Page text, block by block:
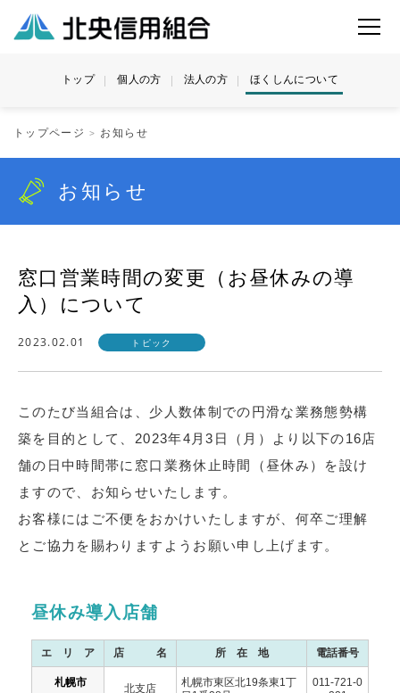
トップ 個人の方 法人の方 ほくしんについて
トップページ お知らせ
お知らせ
窓口営業時間の変更（お昼休みの導
入）について
2023.02.01 トピック
このたび当組合は、少人数体制での円滑な業務態勢構
築を目的として、2023年4月3日（月）より以下の16店
舗の日中時間帯に窓口業務休止時間（昼休み）を設け
ますので、お知らせいたします。
お客様にはご不便をおかけいたしますが、何卒ご理解
とご協力を賜わりますようお願い申し上げます。
昼休み導入店舗
エ リ ア 店 名 所 在 地 電話番号
札幌市 北支店
札幌市東区北19条東1丁
011-721-0